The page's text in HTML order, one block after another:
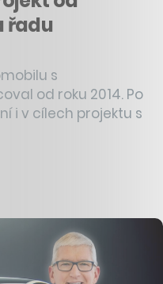
řadu
s
od roku 2014. Po
i v cílech projektu s